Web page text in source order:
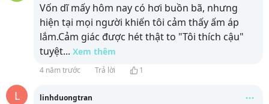
Vốn dĩ mấy hôm nay có hơi buồn bã, nhưng
hiện tại mọi người khiến tôi cảm thấy ấm áp
lắm.Cảm giác được hét thật to "Tôi thích cậu"
tuyệt... Xem thêm
4 năm trước Trả lời 1
L linhduongtran